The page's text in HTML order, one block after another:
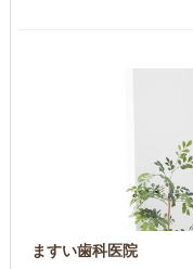
ますい歯科医院